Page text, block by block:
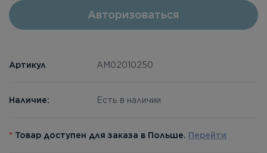
Авторизоваться
Артикул AM02010250
Наличие: Есть в наличии
* Товар доступен для заказа в Польше. Перейти